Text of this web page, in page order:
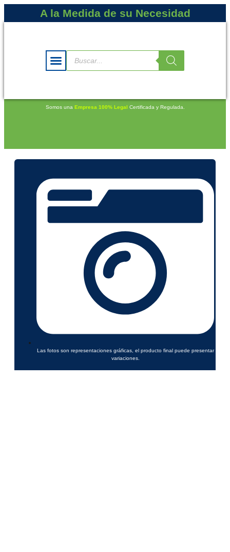
A la Medida de su Necesidad
Somos una Empresa 100% Legal Certificada y Regulada.
Las fotos son representaciones gráficas, el producto final puede presentar
variaciones.